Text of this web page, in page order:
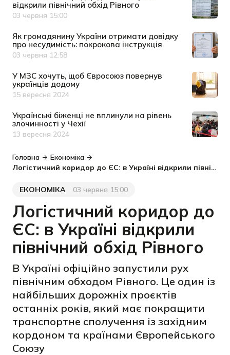
відкрили північний обхід Рівного
Дата публікації
03 червня 15:00
Як громадянину України отримати довідку
про несудимість: покрокова інструкція
Дата публікації
03 червня 12:58
У МЗС хочуть, щоб Євросоюз повернув
українців додому
Дата публікації
15 вересня 2024
Українські біженці не вплинули на рівень
злочинності у Чехії
Дата публікації
13 вересня 2024
Головна
Економіка
Логістичний коридор до ЄС: в Україні відкрили північний обхід Рівного
Категорія
ЕКОНОМІКА
Дата публікації03 червня 15:00
Логістичний коридор до
ЄС: в Україні відкрили
північний обхід Рівного
В Україні офіційно запустили рух
північним обходом Рівного. Це один із
найбільших дорожніх проєктів
останніх років, який має покращити
транспортне сполучення із західним
кордоном та країнами Європейського
Союзу